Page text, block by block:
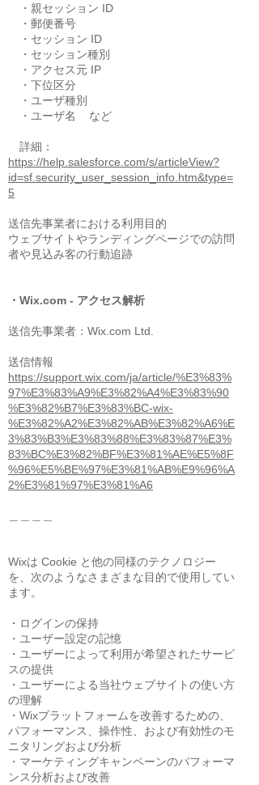
・親セッション ID
・郵便番号
・セッション ID
・セッション種別
・アクセス元 IP
・下位区分
・ユーザ種別
・ユーザ名 など
詳細：
https://help.salesforce.com/s/articleView?
id=sf.security_user_session_info.htm&type=
5
送信先事業者における利用目的
ウェブサイトやランディングページでの訪問
者や見込み客の行動追跡
・Wix.com - アクセス解析
送信先事業者：Wix.com Ltd.
送信情報
https://support.wix.com/ja/article/%E3%83%
97%E3%83%A9%E3%82%A4%E3%83%90
%E3%82%B7%E3%83%BC-wix-
%E3%82%A2%E3%82%AB%E3%82%A6%E
3%83%B3%E3%83%88%E3%83%87%E3%
83%BC%E3%82%BF%E3%81%AE%E5%8F
%96%E5%BE%97%E3%81%AB%E9%96%A
2%E3%81%97%E3%81%A6
Wixは Cookie と他の同様のテクノロジー
を、次のようなさまざまな目的で使用してい
ます。
・ログインの保持
・ユーザー設定の記憶
・ユーザーによって利用が希望されたサービ
スの提供
・ユーザーによる当社ウェブサイトの使い方
の理解
・Wixプラットフォームを改善するための、
パフォーマンス、操作性、および有効性のモ
ニタリングおよび分析
・マーケティングキャンペーンのパフォーマ
ンス分析および改善